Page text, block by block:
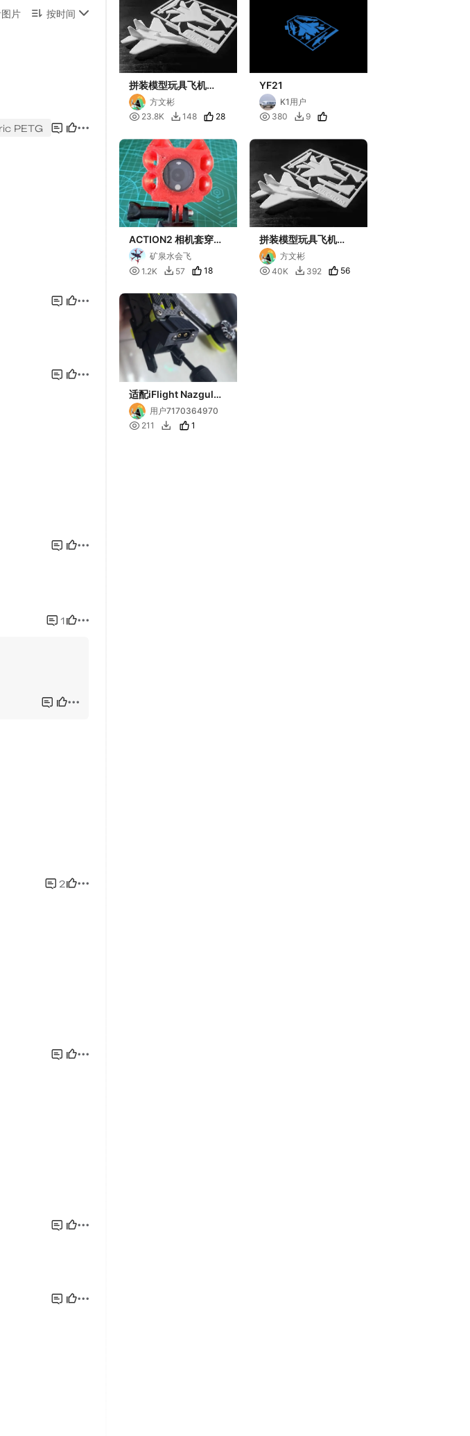
拼装模型玩具飞机
MIG-29_kit_可穿绳
方文彬
 23.8K  148 28
YF21
K1用户
 380  9
ACTION2 相机套穿越
机散热版 通用固定座
ACTION2 GARFIELD
MOUNT
矿泉水会飞
 1.2K  57 18
拼装模型玩具飞机
MIG-
29_kit_Pugachevs-
Cobra
方文彬
 40K  392 56
适配iFlight Nazgul
DC5 ECO O4LITE瑞
速增广套件
用户7170364970
 211  1